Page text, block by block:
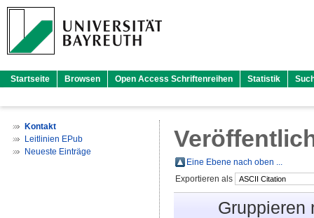
Startseite Browsen Open Access Schriftenreihen Statistik
Kontakt
Leitlinien EPub
Neueste Einträge
Eine Ebene nach oben ...
Exportieren als
Gruppieren